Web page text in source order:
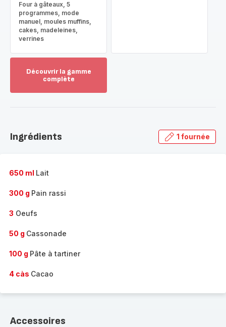
Four à gâteaux, 5
programmes, mode
manuel, moules muffins,
cakes, madeleines,
verrines
Découvrir la gamme
complète
gamme
Ingrédients 1 fournée
650 ml Lait
300 g Pain rassi
3 Oeufs
50 g Cassonade
100 g Pâte à tartiner
4 càs Cacao
Accessoires